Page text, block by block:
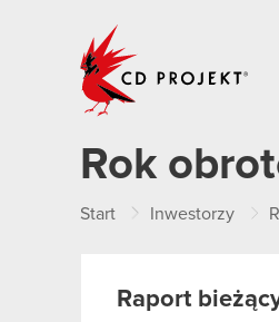
Rok
Start Inwestorzy
Raport